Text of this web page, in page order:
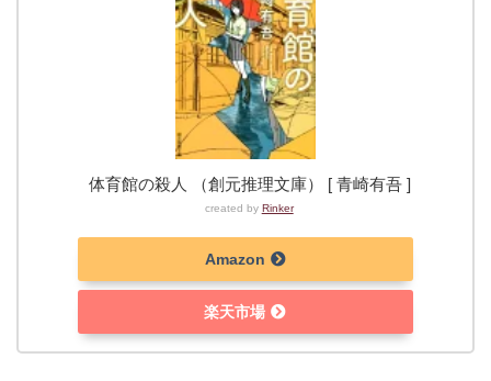
体育館の殺人 （創元推理文庫） [ 青崎有吾 ]
created by Rinker
Amazon
楽天市場